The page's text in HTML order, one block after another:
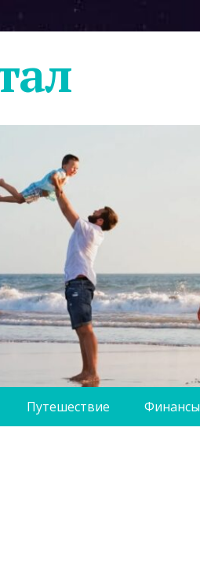
Путешествие Финансы